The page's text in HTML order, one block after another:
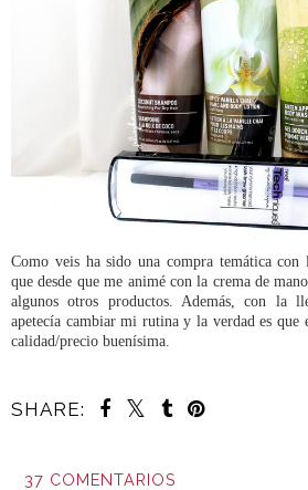
Como veis ha sido una compra temática con
que desde que me animé con la crema de
algunos otros productos. Además, con la
apetecía cambiar mi rutina y la verdad es que
calidad/precio buenísima.
SHARE:
37 COMENTARIOS